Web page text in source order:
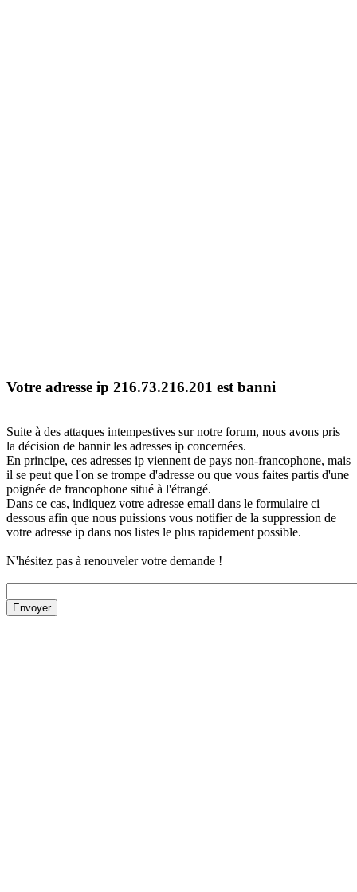
Votre adresse ip 216.73.216.201 est banni
Suite à des attaques intempestives sur notre forum, nous avons pris
la décision de bannir les adresses ip concernées.
En principe, ces adresses ip viennent de pays non-francophone, mais
il se peut que l'on se trompe d'adresse ou que vous faites partis d'une
poignée de francophone situé à l'étrangé.
Dans ce cas, indiquez votre adresse email dans le formulaire ci
dessous afin que nous puissions vous notifier de la suppression de
votre adresse ip dans nos listes le plus rapidement possible.
N'hésitez pas à renouveler votre demande !